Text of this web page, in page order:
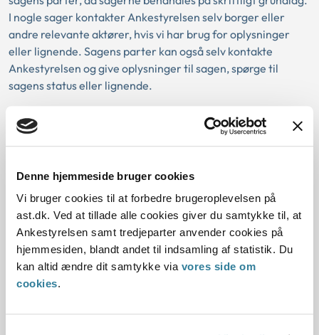
Denne hjemmeside bruger cookies
Vi bruger cookies til at forbedre brugeroplevelsen på
ast.dk. Ved at tillade alle cookies giver du samtykke til, at
Ankestyrelsen samt tredjeparter anvender cookies på
hjemmesiden, blandt andet til indsamling af statistik. Du
kan altid ændre dit samtykke via vores side om
cookies.
I nogle sager kontakter Ankestyrelsen selv borger eller
andre relevante aktører, hvis vi har brug for oplysninger
eller lignende. Sagens parter kan også selv kontakte
Ankestyrelsen og give oplysninger til sagen, spørge til
sagens status eller lignende.
Når en sag er oprettet i Ankestyrelsen, fordeles den til en
jurist efter forskellige fordelingsprincipper. Hastesager
fordeles med det samme, mens de øvrige sager fordeles
portefølje på mellem 20 og 40 verserende
arbejdsskadesager.
Størrelsen på porteføljen skyldes, at sagerne typisk
undergår forskellige processer, før de er klar til at blive
afgjort. Det kan for eksempel være, at der skal indhentes
yderligere oplysninger, at sagen skal forelægges for en
praksis, eller lignende.